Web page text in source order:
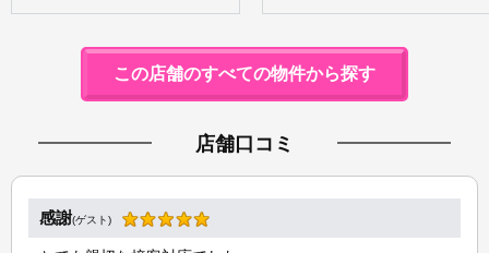
この店舗のすべての物件から探す
店舗口コミ
感謝(ゲスト)